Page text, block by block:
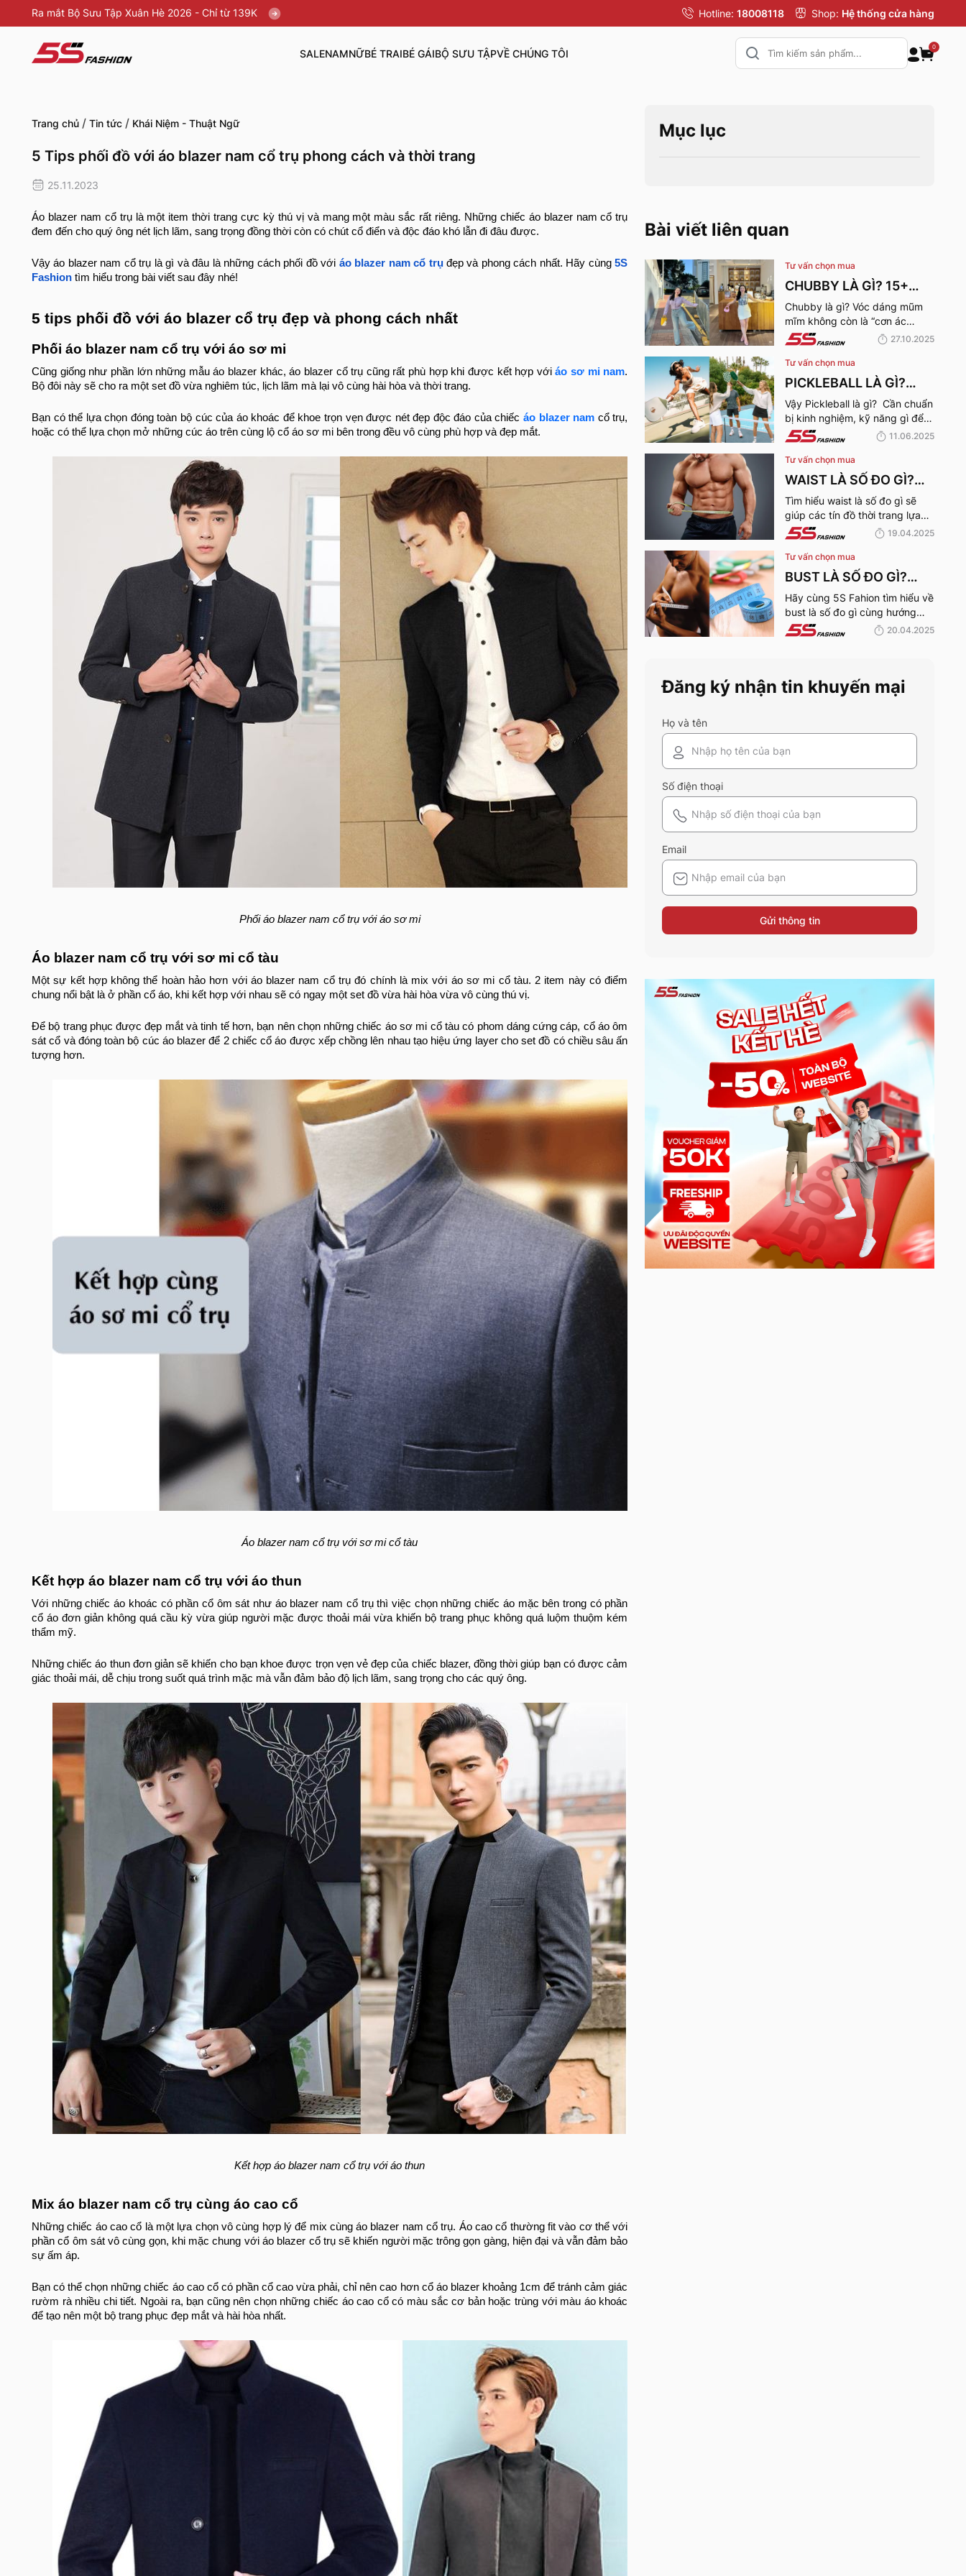
Ra mắt Bộ Sưu Tập Xuân Hè 2026 - Chỉ từ 139K Hotline: 18008118 Shop: Hệ thống cửa hàng
SALENAMNỮBÉ TRAIBÉ GÁIBỘ SƯU TẬPVỀ CHÚNG TÔI
0
Trang chủ / Tin tức / Khái Niệm - Thuật Ngữ
5 Tips phối đồ với áo blazer nam cổ trụ phong cách và thời trang
25.11.2023
Áo blazer nam cổ trụ là một item thời trang cực kỳ thú vị và mang một màu sắc rất riêng. Những chiếc áo blazer nam cổ trụ
đem đến cho quý ông nét lịch lãm, sang trọng đồng thời còn có chút cổ điển và độc đáo khó lẫn đi đâu được.
Vậy áo blazer nam cổ trụ là gì và đâu là những cách phối đồ với áo blazer nam cổ trụđẹp và phong cách nhất. Hãy cùng5S
Fashion tìm hiểu trong bài viết sau đây nhé!
5 tips phối đồ với áo blazer cổ trụ đẹp và phong cách nhất
Phối áo blazer nam cổ trụ với áo sơ mi
Cũng giống như phần lớn những mẫu áo blazer khác, áo blazer cổ trụ cũng rất phù hợp khi được kết hợp vớiáo sơ mi nam.
Bộ đôi này sẽ cho ra một set đồ vừa nghiêm túc, lịch lãm mà lại vô cùng hài hòa và thời trang.
Bạn có thể lựa chọn đóng toàn bộ cúc của áo khoác để khoe trọn vẹn được nét đẹp độc đáo của chiếcáo blazer nam cổ trụ,
hoặc có thể lựa chọn mở những cúc áo trên cùng lộ cổ áo sơ mi bên trong đều vô cùng phù hợp và đẹp mắt.
Phối áo blazer nam cổ trụ với áo sơ mi
Áo blazer nam cổ trụ với sơ mi cổ tàu
Một sự kết hợp không thể hoàn hảo hơn với áo blazer nam cổ trụ đó chính là mix với áo sơ mi cổ tàu. 2 item này có điểm
chung nổi bật là ở phần cổ áo, khi kết hợp với nhau sẽ có ngay một set đồ vừa hài hòa vừa vô cùng thú vị.
Để bộ trang phục được đẹp mắt và tinh tế hơn, bạn nên chọn những chiếc áo sơ mi cổ tàu có phom dáng cứng cáp, cổ áo ôm
sát cổ và đóng toàn bộ cúc áo blazer để 2 chiếc cổ áo được xếp chồng lên nhau tạo hiệu ứng layer cho set đồ có chiều sâu ấn
tượng hơn.
Áo blazer nam cổ trụ với sơ mi cổ tàu
Kết hợp áo blazer nam cổ trụ với áo thun
Với những chiếc áo khoác có phần cổ ôm sát như áo blazer nam cổ trụ thì việc chọn những chiếc áo mặc bên trong có phần
cổ áo đơn giản không quá cầu kỳ vừa giúp người mặc được thoải mái vừa khiến bộ trang phục không quá luộm thuộm kém
thẩm mỹ.
Những chiếc áo thun đơn giản sẽ khiến cho bạn khoe được trọn vẹn vẻ đẹp của chiếc blazer, đồng thời giúp bạn có được cảm
giác thoải mái, dễ chịu trong suốt quá trình mặc mà vẫn đảm bảo độ lịch lãm, sang trọng cho các quý ông.
Kết hợp áo blazer nam cổ trụ với áo thun
Mix áo blazer nam cổ trụ cùng áo cao cổ
Những chiếc áo cao cổ là một lựa chọn vô cùng hợp lý để mix cùng áo blazer nam cổ trụ. Áo cao cổ thường fit vào cơ thể với
phần cổ ôm sát vô cùng gọn, khi mặc chung với áo blazer cổ trụ sẽ khiến người mặc trông gọn gàng, hiện đại và vẫn đảm bảo
sự ấm áp.
Bạn có thể chọn những chiếc áo cao cổ có phần cổ cao vừa phải, chỉ nên cao hơn cổ áo blazer khoảng 1cm để tránh cảm giác
rườm rà nhiều chi tiết. Ngoài ra, bạn cũng nên chọn những chiếc áo cao cổ có màu sắc cơ bản hoặc trùng với màu áo khoác
để tạo nên một bộ trang phục đẹp mắt và hài hòa nhất.
Mục lục
Bài viết liên quan
Tư vấn chọn mua
CHUBBY LÀ GÌ? 15+
OUTFIT GIÚP CÔ NÀNG
CHUBBY GIRL TỰ TIN
XUỐNG PHỐ
Chubby là gì? Vóc dáng mũm
mĩm không còn là “cơn ác
mộng” với nhiều cô nàng với
15+ outfit phối đồ cho chubby
girl tự tin xuống phố qua bài
viết dưới đây!
27.10.2025
Tư vấn chọn mua
PICKLEBALL LÀ GÌ?
NGƯỜI MỚI CHƠI
PICKLEBALL CẦN
CHUẨN BỊ NHỮNG GÌ?
Vậy Pickleball là gì? Cần chuẩn
bị kinh nghiệm, kỹ năng gì để
bắt đầu chơi bộ môn Pickleball
này? Cùng 5S Fashion khám
phá ngay nhé:
11.06.2025
Tư vấn chọn mua
WAIST LÀ SỐ ĐO GÌ?
GIẢI THÍCH CHI TIẾT VỀ
SỐ ĐO VÒNG EO NAM,
NỮ
Tìm hiểu waist là số đo gì sẽ
giúp các tín đồ thời trang lựa
chọn được những “bộ cánh”
vừa vặn nhất với bản thân
cũng như phong cách thời
trang hoàn hảo nhất!
19.04.2025
Tư vấn chọn mua
BUST LÀ SỐ ĐO GÌ?
HƯỚNG DẪN CHI TIẾT
CÁCH ĐO VÒNG NGỰC
CHUẨN XÁC NHẤT
Hãy cùng 5S Fahion tìm hiểu về
bust là số đo gì cùng hướng
dẫn chi tiết cách đo vòng ngực
chuẩn xác cho các tín đồ thời
20.04.2025
Đăng ký nhận tin khuyến mại
Họ và tên
Số điện thoại
Email
Gửi thông tin